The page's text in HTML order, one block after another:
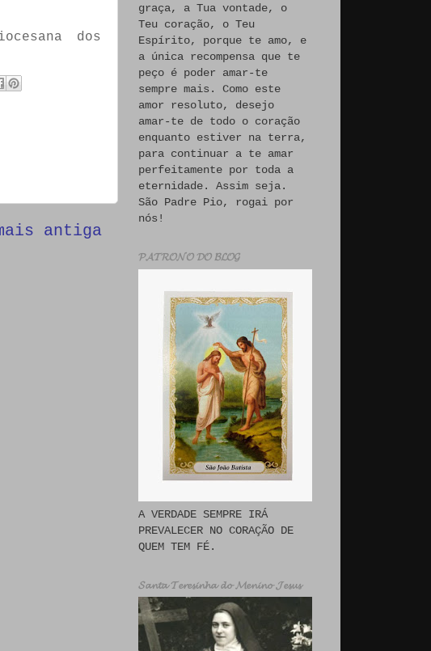
dos
antiga
graça, a Tua vontade, o
Teu coração, o Teu
Espírito, porque te amo, e
a única recompensa que te
peço é poder amar-te
sempre mais. Como este
amor resoluto, desejo
amar-te de todo o coração
enquanto estiver na terra,
para continuar a te amar
perfeitamente por toda a
eternidade. Assim seja.
São Padre Pio, rogai por
nós!
𝓟𝓐𝓣𝓡𝓞𝓝𝓞 𝓓𝓞 𝓑𝓛𝓞𝓖
A VERDADE SEMPRE IRÁ
PREVALECER NO CORAÇÃO DE
QUEM TEM FÉ.
𝓢𝓪𝓷𝓽𝓪 𝓣𝓮𝓻𝓮𝓼𝓲𝓷𝓱𝓪 𝓭𝓸 𝓜𝓮𝓷𝓲𝓷𝓸 𝓙𝓮𝓼𝓾𝓼